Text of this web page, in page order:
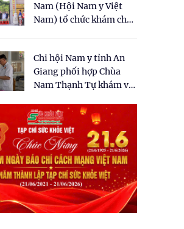
Nam (Hội Nam y Việt
Nam) tổ chức khám chữa
dân tại xã Tân Tập
Chi hội Nam y tỉnh An
Giang phối hợp Chùa
Nam Thạnh Tự khám và
nhân dân